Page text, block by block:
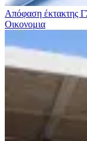
Απόφαση έκτακτης
Οικονομια